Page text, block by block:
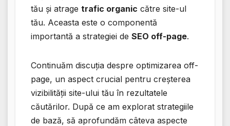
tău și atrage trafic organic către site-ul
tău. Aceasta este o componentă
importantă a strategiei de SEO off-page.
Continuăm discuția despre optimizarea off-
page, un aspect crucial pentru creșterea
vizibilității site-ului tău în rezultatele
căutărilor. După ce am explorat strategiile
de bază, să aprofundăm câteva aspecte